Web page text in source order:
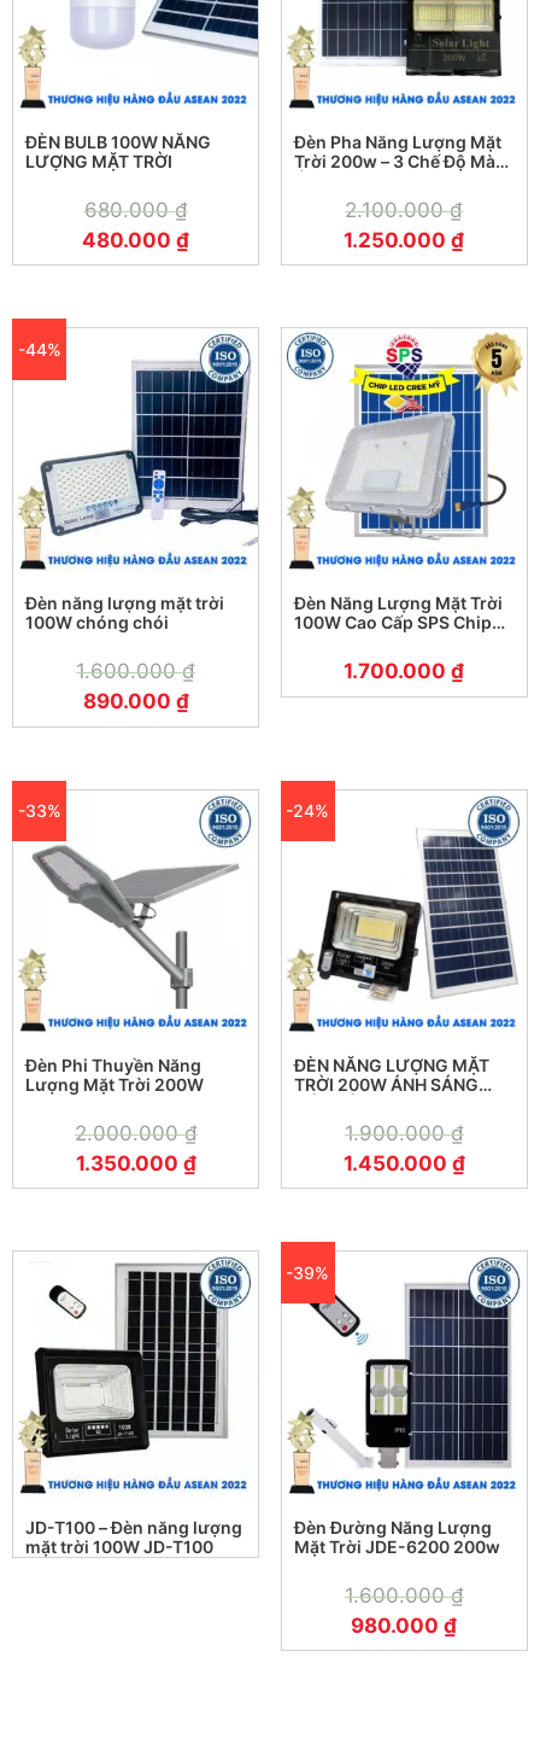
ĐÈN BULB 100W NĂNG
LƯỢNG MẶT TRỜI
680.000₫
480.000₫
Đèn Pha Năng Lượng Mặt
Trời 200w – 3 Chế Độ Màu
Trung Tính2.100.000₫
1.250.000₫
-44%
Đèn năng lượng mặt trời
100W chóng chói
1.600.000₫
890.000 ₫
Đèn Năng Lượng Mặt Trời
100W Cao Cấp SPS Chip
1.700.000₫
-33%
Đèn Phi Thuyền Năng
Lượng Mặt Trời 200W
2.000.000₫
1.350.000 ₫
-24%
ĐÈN NĂNG LƯỢNG MẶT
TRỜI 200W ÁNH SÁNG
1.900.000₫
1.450.000 ₫
JD-T100 – Đèn năng lượng
mặt trời 100W JD-T100
-39%
Đèn Đường Năng Lượng
Mặt Trời JDE-6200 200w
1.600.000₫
980.000₫